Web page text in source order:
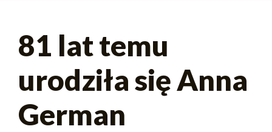
81 lat temu
urodziła się Anna
German